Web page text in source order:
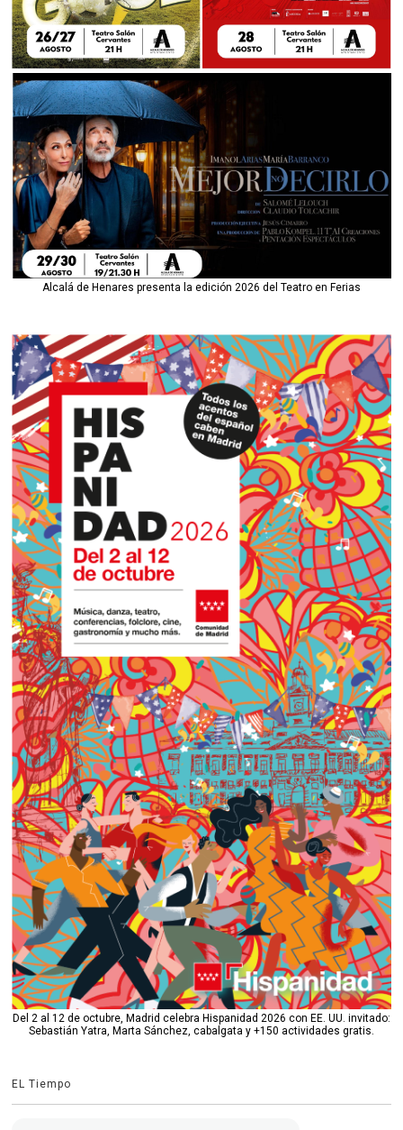
Alcalá de Henares presenta la edición 2026 del Teatro en Ferias
Del 2 al 12 de octubre, Madrid celebra Hispanidad 2026 con EE. UU. invitado:
Sebastián Yatra, Marta Sánchez, cabalgata y +150 actividades gratis.
EL Tiempo